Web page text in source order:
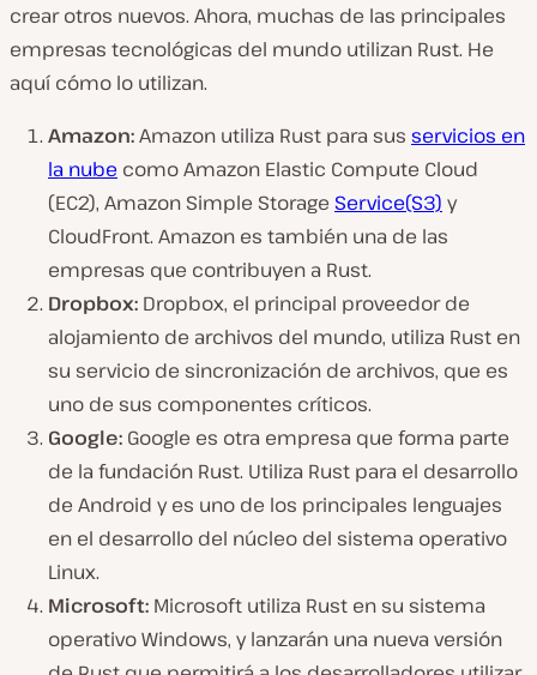
crear otros nuevos. Ahora, muchas de las principales
empresas tecnológicas del mundo utilizan Rust. He
aquí cómo lo utilizan.
Amazon:Amazon utiliza Rust para sus servicios en
la nube como Amazon Elastic Compute Cloud
(EC2), Amazon Simple Storage Service(S3) y
CloudFront. Amazon es también una de las
empresas que contribuyen a Rust.
Dropbox: Dropbox, el principal proveedor de
alojamiento de archivos del mundo, utiliza Rust en
su servicio de sincronización de archivos, que es
uno de sus componentes críticos.
Google: Google es otra empresa que forma parte
de la fundación Rust. Utiliza Rust para el desarrollo
de Android y es uno de los principales lenguajes
en el desarrollo del núcleo del sistema operativo
Linux.
Microsoft: Microsoft utiliza Rust en su sistema
operativo Windows, y lanzarán una nueva versión